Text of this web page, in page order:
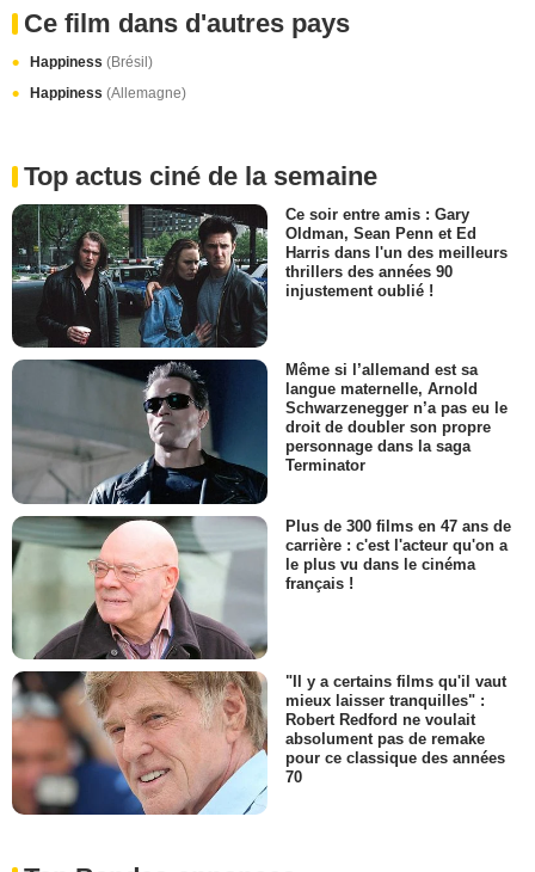
Ce film dans d'autres pays
Happiness (Brésil)
Happiness (Allemagne)
Top actus ciné de la semaine
Ce soir entre amis : Gary
Oldman, Sean Penn et Ed
Harris dans l'un des meilleurs
thrillers des années 90
injustement oublié !
Même si l’allemand est sa
langue maternelle, Arnold
Schwarzenegger n’a pas eu le
droit de doubler son propre
personnage dans la saga
Terminator
Plus de 300 films en 47 ans de
carrière : c'est l'acteur qu'on a
le plus vu dans le cinéma
français !
"Il y a certains films qu'il vaut
mieux laisser tranquilles" :
Robert Redford ne voulait
absolument pas de remake
pour ce classique des années
70